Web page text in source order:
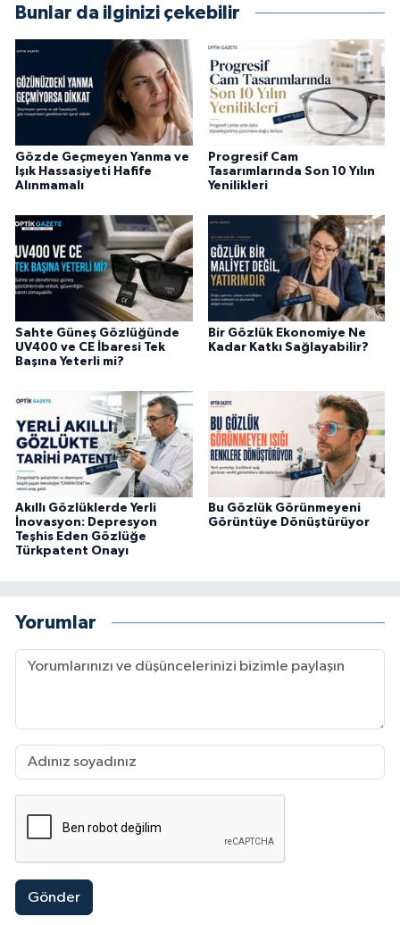
Bunlar da ilginizi çekebilir
Gözde Geçmeyen Yanma ve
Işık Hassasiyeti Hafife
Alınmamalı
Progresif Cam
Tasarımlarında Son 10 Yılın
Yenilikleri
Sahte Güneş Gözlüğünde
UV400 ve CE İbaresi Tek
Başına Yeterli mi?
Bir Gözlük Ekonomiye Ne
Kadar Katkı Sağlayabilir?
Akıllı Gözlüklerde Yerli
İnovasyon: Depresyon
Teşhis Eden Gözlüğe
Türkpatent Onayı
Bu Gözlük Görünmeyeni
Görüntüye Dönüştürüyor
Yorumlar
Gönder